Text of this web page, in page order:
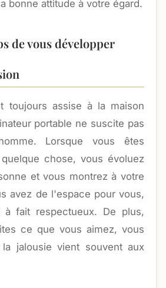
bonne attitude à votre égard.
de vous développer
toujours assise à la maison
portable ne suscite pas
Lorsque vous êtes
chose, vous évoluez
et vous montrez à votre
avez de l'espace pour vous,
fait respectueux. De plus,
ce que vous aimez, vous
jalousie vient souvent aux